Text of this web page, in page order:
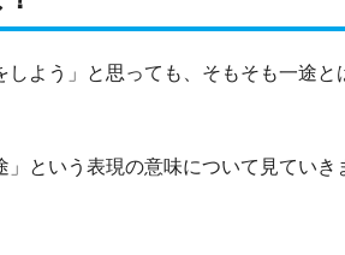
しよう」と思っても、そもそも一途
」という表現の意味について見ていき